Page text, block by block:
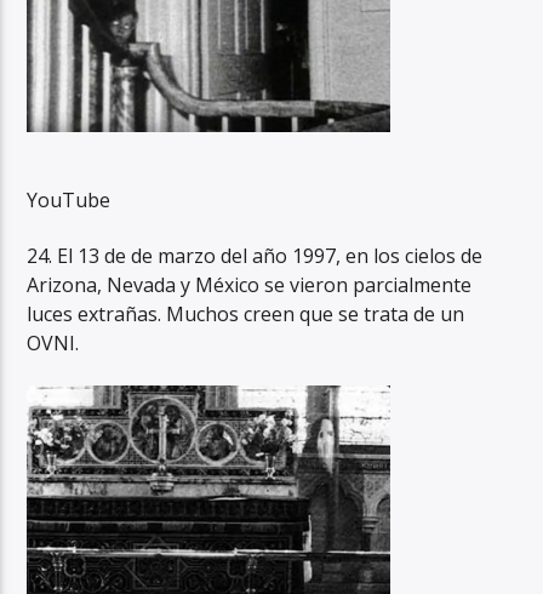
YouTube
24. El 13 de de marzo del año 1997, en los cielos de
Arizona, Nevada y México se vieron parcialmente
luces extrañas. Muchos creen que se trata de un
OVNI.